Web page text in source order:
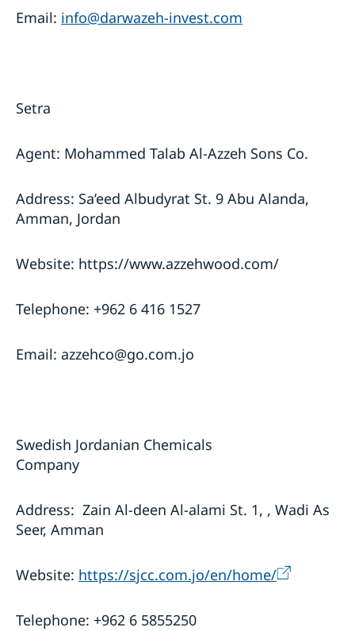
Email: info@darwazeh-invest.com
Setra
Agent: Mohammed Talab Al-Azzeh Sons Co.
Address: Sa’eed Albudyrat St. 9 Abu Alanda,
Amman, Jordan
Website: https://www.azzehwood.com/
Telephone: +962 6 416 1527
Email: azzehco@go.com.jo
Swedish Jordanian Chemicals
Company
Address: Zain Al-deen Al-alami St. 1, , Wadi As
Seer, Amman
Website: https://sjcc.com.jo/en/home/
Telephone: +962 6 5855250